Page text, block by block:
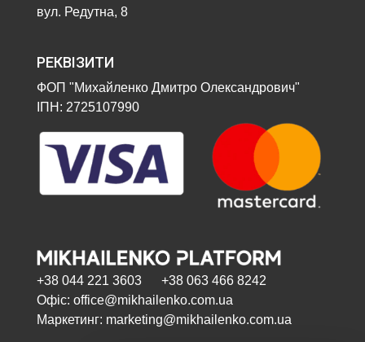
вул. Редутна, 8
РЕКВІЗИТИ
ФОП "Михайленко Дмитро Олександрович"
ІПН: 2725107990
+38 044 221 3603 +38 063 466 8242
Офіс: office@mikhailenko.com.ua
Маркетинг: marketing@mikhailenko.com.ua